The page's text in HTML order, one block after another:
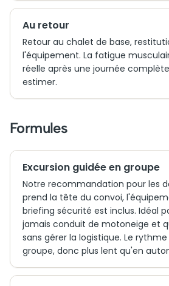
Au retour
Retour au chalet de base,
l'équipement. La fatigue
réelle après une journée
estimer.
Formules
Excursion guidée en groupe
Notre recommandation pour les
prend la tête du convoi,
briefing sécurité est inclus. Idéal
jamais conduit de motoneige et
sans gérer la logistique. Le
groupe, donc plus lent qu'en